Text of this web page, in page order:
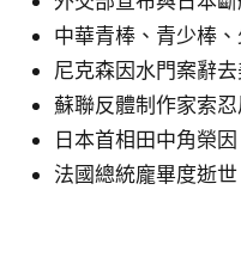
中華青棒、青少棒、
尼克森因水門案辭
蘇聯反體制作家索忍
日本首相田中角榮
法國總統龐畢度逝世